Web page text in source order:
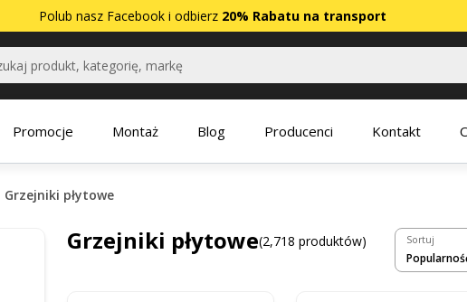
Polub nasz Facebook i odbierz 20% Rabatu na transport
Promocje Montaż Blog Producenci Kontakt
Grzejniki płytowe
Grzejniki płytowe(2,718 produktów) Sortuj